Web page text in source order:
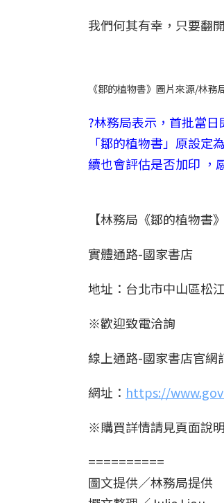
我們何其有幸，只要翻
《鄒的植物書》圖片來源/林務
?林務局表示， 首批當日
「鄒的植物書」原設定
續也會評估是否加印 ，
【林務局《鄒的植物書
實體通路-國家書店
地址：台北市中山區松
※歡迎致電洽詢
線上通路-國家書店官網
網址： https://
※購買詳情請見頁面說明
==========
圖文提供／林務局提供